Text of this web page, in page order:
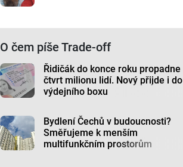
O čem píše Trade-off
Řidičák do konce roku propadne
čtvrt milionu lidí. Nový přijde i do
výdejního boxu
Bydlení Čechů v budoucnosti?
Směřujeme k menším
multifunkčním prostorům